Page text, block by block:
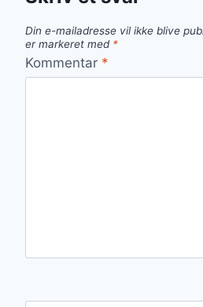
Din e-mailadresse vil ikke blive
er markeret med *
Kommentar *